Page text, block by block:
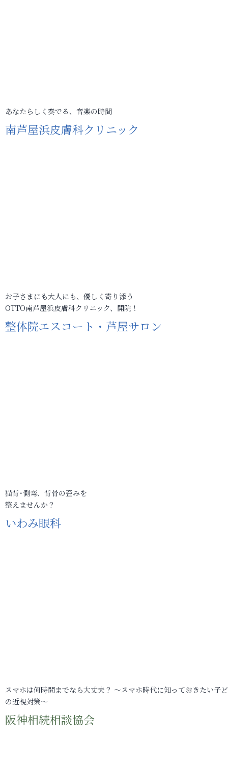
あなたらしく奏でる、音楽の時間
南芦屋浜皮膚科クリニック
お子さまにも大人にも、優しく寄り添う
OTTO南芦屋浜皮膚科クリニック、開院！
整体院エスコート・芦屋サロン
猫背･側弯、背骨の歪みを
整えませんか？
いわみ眼科
スマホは何時間までなら大丈夫？ ～スマホ時代に知っておきたい子
の近視対策～
阪神相続相談協会